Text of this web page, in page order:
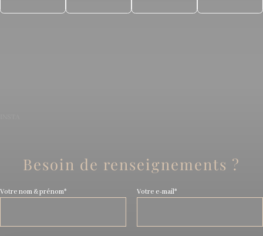
Besoin de renseignements ?
Votre nom & prénom* Votre e-mail*